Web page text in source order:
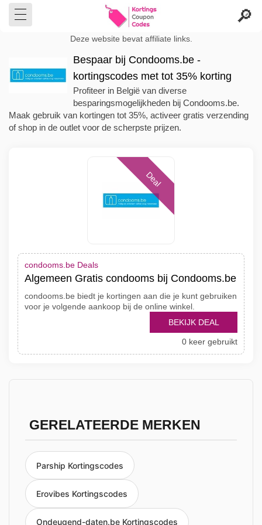
Deze website bevat affiliate links.
Bespaar bij Condooms.be -
kortingscodes met tot 35% korting
Profiteer in België van diverse
besparingsmogelijkheden bij Condooms.be.
Maak gebruik van kortingen tot 35%, activeer gratis verzending
of shop in de outlet voor de scherpste prijzen.
Deal
condooms.be Deals
Algemeen Gratis condooms bij Condooms.be
condooms.be biedt je kortingen aan die je kunt gebruiken
voor je volgende aankoop bij de online winkel.
BEKIJK DEAL
0 keer gebruikt
GERELATEERDE MERKEN
Parship Kortingscodes
Erovibes Kortingscodes
Ondeugend-daten.be Kortingscodes